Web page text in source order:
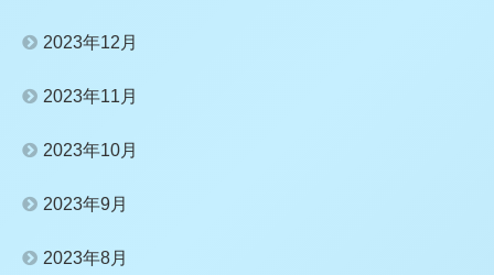
2023年12月
2023年11月
2023年10月
2023年9月
2023年8月